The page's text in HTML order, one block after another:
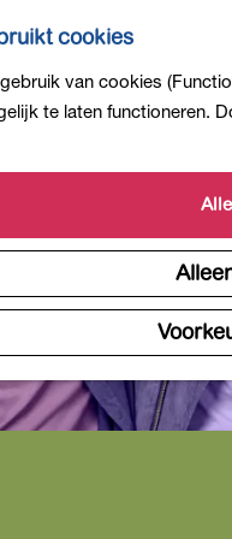
cookies
van cookies
te laten functioneren.